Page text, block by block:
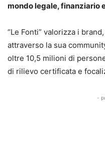
mondo legale, finanziario
“Le Fonti” valorizza i
attraverso la sua
oltre 10,5 milioni di
di rilievo certificata e
-